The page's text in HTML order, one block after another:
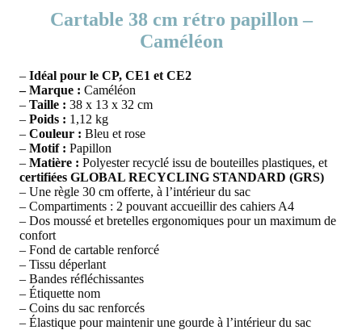
Cartable 38 cm rétro papillon –
Caméléon
– Idéal pour le CP, CE1 et CE2
– Marque : Caméléon
– Taille : 38 x 13 x 32 cm
– Poids : 1,12 kg
– Couleur : Bleu et rose
– Motif : Papillon
– Matière : Polyester recyclé issu de bouteilles plastiques, et
certifiées GLOBAL RECYCLING STANDARD (GRS)
– Une règle 30 cm offerte, à l’intérieur du sac
– Compartiments : 2 pouvant accueillir des cahiers A4
– Dos moussé et bretelles ergonomiques pour un maximum de
confort
– Fond de cartable renforcé
– Tissu déperlant
– Bandes réfléchissantes
– Étiquette nom
– Coins du sac renforcés
– Élastique pour maintenir une gourde à l’intérieur du sac